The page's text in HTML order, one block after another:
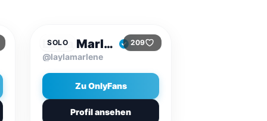
SOLO 209
Layla Marlene
@laylamarlene
Zu OnlyFans
Profil ansehen